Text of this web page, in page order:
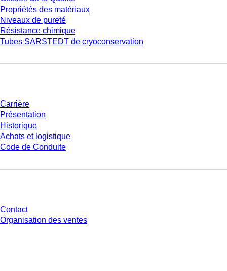
Propriétés des matériaux
Niveaux de pureté
Résistance chimique
Tubes SARSTEDT de cryoconservation
Carrière
Présentation
Historique
Achats et logistique
Code de Conduite
Contact
Organisation des ventes